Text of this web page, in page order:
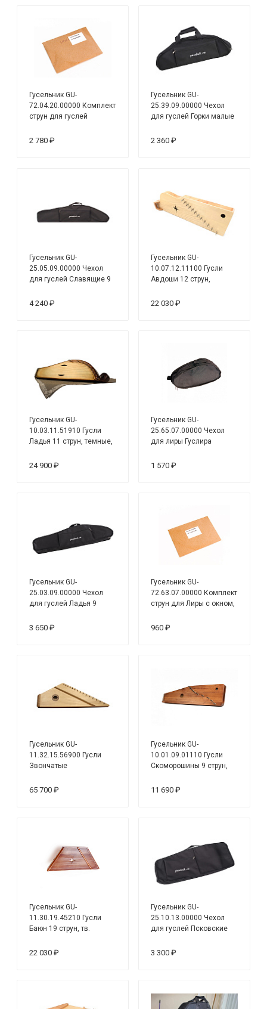
Гусельник GU-
72.04.20.00000 Комплект
струн для гуслей
металлические
2 780 ₽
Гусельник GU-
25.39.09.00000 Чехол
для гуслей Горки малые
2 360 ₽
Гусельник GU-
25.05.09.00000 Чехол
для гуслей Славящие 9
4 240 ₽
Гусельник GU-
10.07.12.11100 Гусли
Авдоши 12 струн,
22 030 ₽
Гусельник GU-
10.03.11.51910 Гусли
Ладья 11 струн, темные,
24 900 ₽
Гусельник GU-
25.65.07.00000 Чехол
для лиры Гуслира
1 570 ₽
Гусельник GU-
25.03.09.00000 Чехол
для гуслей Ладья 9
3 650 ₽
Гусельник GU-
72.63.07.00000 Комплект
струн для Лиры с окном,
960 ₽
Гусельник GU-
11.32.15.56900 Гусли
Звончатые
струн, тв.породы, макс.,
65 700 ₽
Гусельник GU-
10.01.09.01110 Гусли
Скоморошины 9 струн,
11 690 ₽
Гусельник GU-
11.30.19.45210 Гусли
Баюн 19 струн, тв.
22 030 ₽
Гусельник GU-
25.10.13.00000 Чехол
для гуслей Псковские
3 300 ₽